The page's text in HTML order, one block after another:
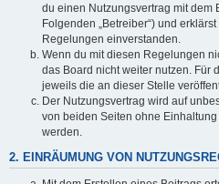
du einen Nutzungsvertrag mit dem
Folgenden „Betreiber“) und
Regelungen einverstanden.
Wenn du mit diesen Regelungen
das Board nicht weiter nutzen. Für
jeweils die an dieser Stelle
Der Nutzungsvertrag wird auf
von beiden Seiten ohne
werden.
2. EINRÄUMUNG VON